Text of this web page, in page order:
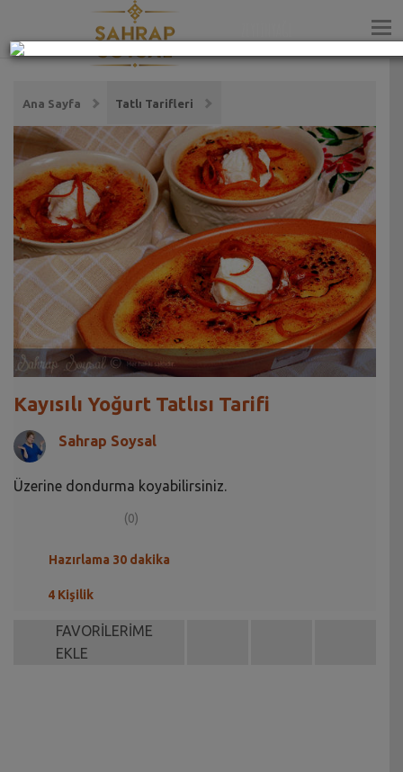
Ana Sayfa Tatlı Tarifleri
Kayısılı Yoğurt Tatlısı Tarifi
Sahrap Soysal
Üzerine dondurma koyabilirsiniz.
(0)
Hazırlama 30 dakika
4 Kişilik
FAVORİLERİME
EKLE